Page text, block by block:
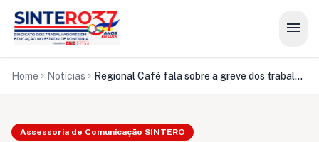
menu
Home chevron_right Notícias chevron_right Regional Café fala sobre a greve dos trabalhadores em educação na Câmara Municipal de Cacoal
Assessoria de Comunicação SINTERO